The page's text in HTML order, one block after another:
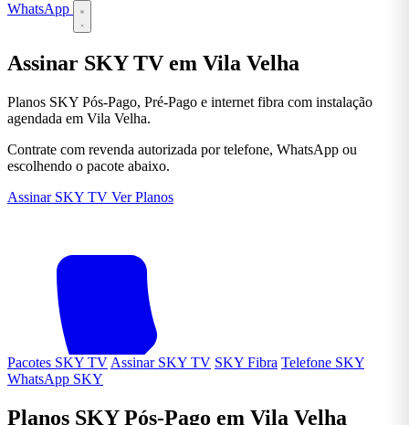
WhatsApp
Assinar SKY TV em Vila Velha
Planos SKY Pós-Pago, Pré-Pago e internet fibra com instalação
agendada em Vila Velha.
Contrate com revenda autorizada por telefone, WhatsApp ou
escolhendo o pacote abaixo.
Assinar SKY TV Ver Planos
Pacotes SKY TV Assinar SKY TV SKY Fibra Telefone SKY
WhatsApp SKY
Planos SKY Pós-Pago em Vila Velha